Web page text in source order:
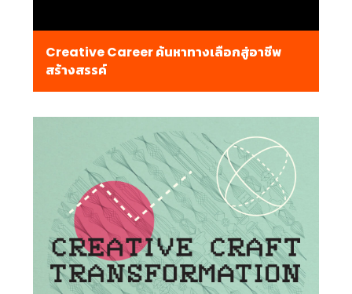
Creative Career ค้นหาทางเลือกสู่อาชีพ
สร้างสรรค์